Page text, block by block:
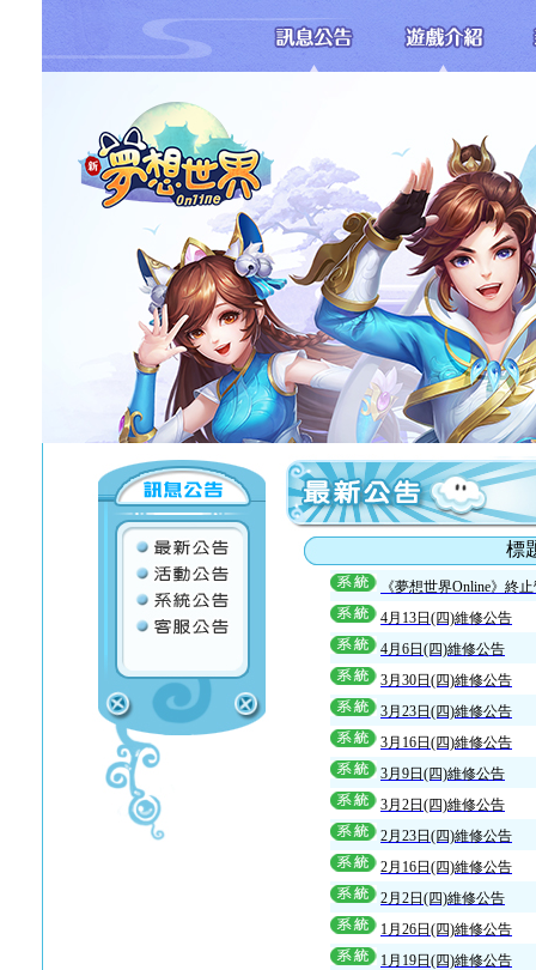
標
《夢想世界Online》終
4月13日(四)維修公告
4月6日(四)維修公告
3月30日(四)維修公告
3月23日(四)維修公告
3月16日(四)維修公告
3月9日(四)維修公告
3月2日(四)維修公告
2月23日(四)維修公告
2月16日(四)維修公告
2月2日(四)維修公告
1月26日(四)維修公告
1月19日(四)維修公告